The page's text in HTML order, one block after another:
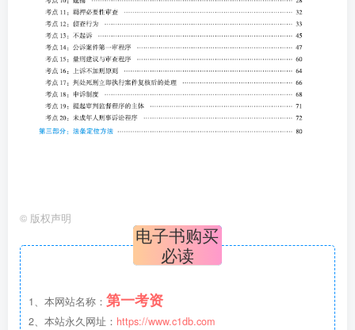
© 版权声明
电子书购买
必读
1、本网站名称： 第一考资
2、本站永久网址： https://www.c1db.com